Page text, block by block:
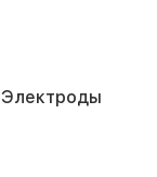
Электроды